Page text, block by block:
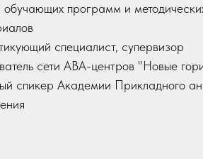
обучающих программ и
специалист, супервизор
сети АВА-центров "Новые
спикер Академии Прикладного